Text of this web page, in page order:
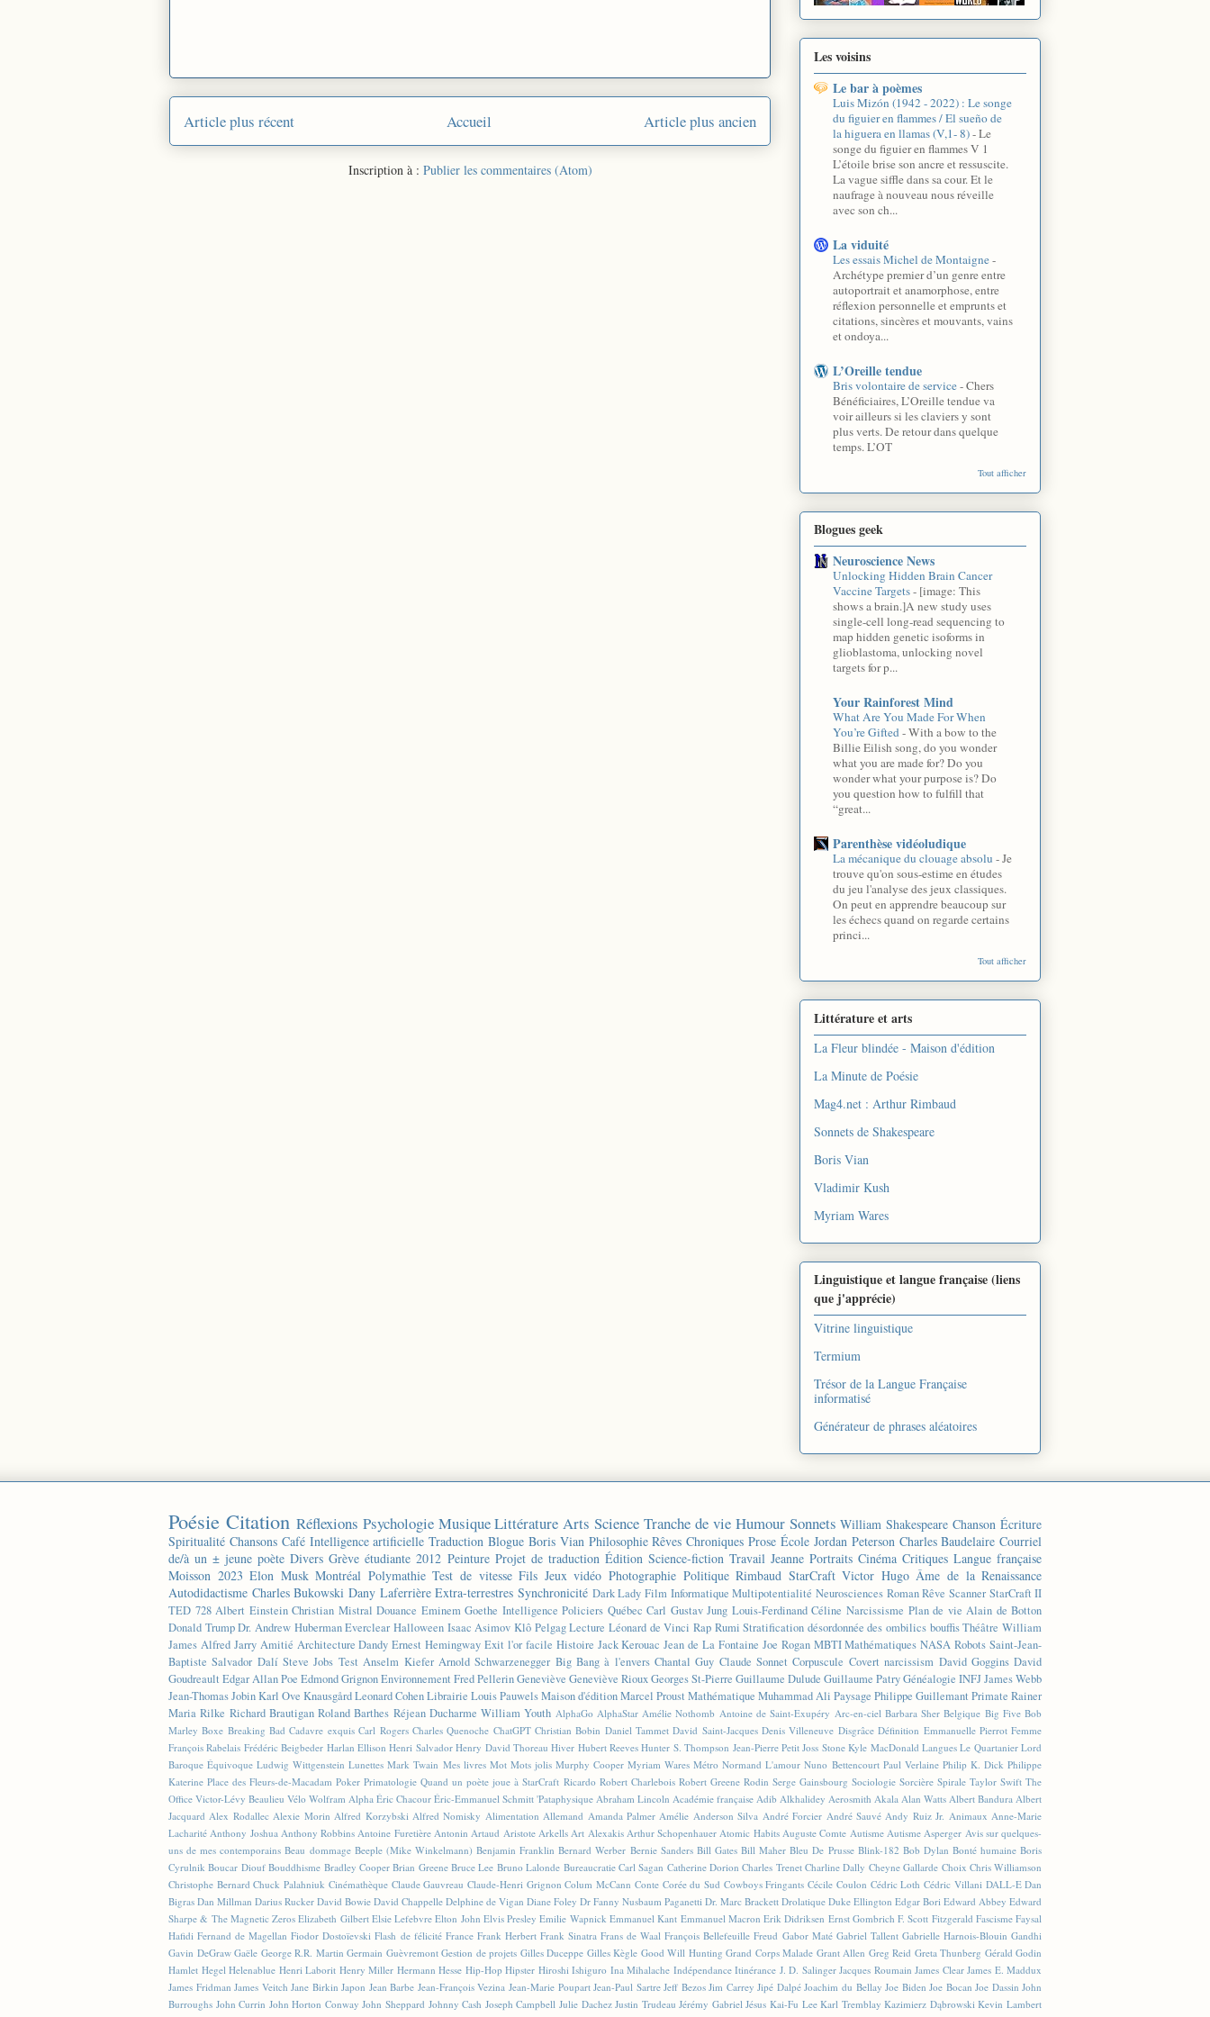
Article plus récent Article plus ancien
Accueil
Inscription à : Publier les commentaires (Atom)
Les voisins
Le bar à poèmes
Luis Mizón (1942 - 2022) : Le songe
du figuier en flammes / El sueño de
la higuera en llamas (V,1- 8)-Le
songe du figuier en flammes V 1
L’étoile brise son ancre et ressuscite.
La vague siffle dans sa cour. Et le
naufrage à nouveau nous réveille
avec son ch...
La viduité
Les essais Michel de Montaigne-
Archétype premier d’un genre entre
autoportrait et anamorphose, entre
réflexion personnelle et emprunts et
citations, sincères et mouvants, vains
et ondoya...
L’Oreille tendue
Bris volontaire de service-Chers
Bénéficiaires, L’Oreille tendue va
voir ailleurs si les claviers y sont
plus verts. De retour dans quelque
temps. L’OT
Tout afficher
Blogues geek
Neuroscience News
Unlocking Hidden Brain Cancer
Vaccine Targets- [image: This
shows a brain.]A new study uses
single-cell long-read sequencing to
map hidden genetic isoforms in
glioblastoma, unlocking novel
targets for p...
Your Rainforest Mind
What Are You Made For When
You’re Gifted-With a bow to the
Billie Eilish song, do you wonder
what you are made for? Do you
wonder what your purpose is? Do
you question how to fulfill that
“great...
Parenthèse vidéoludique
La mécanique du clouage absolu -Je
trouve qu'on sous-estime en études
du jeu l'analyse des jeux classiques.
On peut en apprendre beaucoup sur
les échecs quand on regarde certains
princi...
Tout afficher
Littérature et arts
La Fleur blindée - Maison d'édition
La Minute de Poésie
Mag4.net : Arthur Rimbaud
Sonnets de Shakespeare
Boris Vian
Vladimir Kush
Myriam Wares
Linguistique et langue française (liens
que j'apprécie)
Vitrine linguistique
Termium
Trésor de la Langue Française
informatisé
Générateur de phrases aléatoires
Poésie Citation Réflexions Psychologie Musique Littérature Arts Science Tranche de vie Humour Sonnets William Shakespeare Chanson Écriture
Spiritualité Chansons Café Intelligence artificielle Traduction Blogue Boris Vian Philosophie Rêves Chroniques Prose École Jordan Peterson Charles Baudelaire Courriel
de/à un ± jeune poète Divers Grève étudiante 2012 Peinture Projet de traduction Édition Science-fiction Travail Jeanne Portraits Cinéma Critiques Langue française
Moisson 2023 Elon Musk Montréal Polymathie Test de vitesse Fils Jeux vidéo Photographie Politique Rimbaud StarCraft Victor Hugo Âme de la Renaissance
Autodidactisme Charles Bukowski Dany Laferrière Extra-terrestres Synchronicité Dark Lady Film Informatique Multipotentialité Neurosciences Roman Rêve Scanner StarCraft II
TED 728 Albert Einstein Christian Mistral Douance Eminem Goethe Intelligence Policiers Québec Carl Gustav Jung Louis-Ferdinand Céline Narcissisme Plan de vie Alain de Botton
Donald Trump Dr. Andrew Huberman Everclear Halloween Isaac Asimov Klô Pelgag Lecture Léonard de Vinci Rap Rumi Stratification désordonnée des ombilics bouffis Théâtre William
James Alfred Jarry Amitié Architecture Dandy Ernest Hemingway Exit l'or facile Histoire Jack Kerouac Jean de La Fontaine Joe Rogan MBTI Mathématiques NASA Robots Saint-Jean-
Baptiste Salvador Dalí Steve Jobs Test Anselm Kiefer Arnold Schwarzenegger Big Bang à l'envers Chantal Guy Claude Sonnet Corpuscule Covert narcissism David Goggins David
Goudreault Edgar Allan Poe Edmond GrignonEnvironnement Fred PellerinGeneviève Geneviève RiouxGeorges St-Pierre Guillaume Dulude Guillaume PatryGénéalogie INFJJames Webb
Jean-Thomas JobinKarl Ove KnausgårdLeonard CohenLibrairie Louis PauwelsMaison d'éditionMarcel Proust Mathématique Muhammad Ali Paysage Philippe Guillemant Primate Rainer
Maria Rilke Richard Brautigan Roland Barthes Réjean Ducharme William Youth AlphaGo AlphaStar Amélie Nothomb Antoine de Saint-Exupéry Arc-en-ciel Barbara Sher Belgique Big Five Bob
Marley Boxe Breaking Bad Cadavre exquis Carl Rogers Charles Quenoche ChatGPT Christian Bobin Daniel Tammet David Saint-Jacques Denis Villeneuve Disgrâce Définition Emmanuelle Pierrot Femme
François Rabelais Frédéric Beigbeder Harlan Ellison Henri Salvador Henry David Thoreau Hiver Hubert Reeves Hunter S. Thompson Jean-Pierre Petit Joss Stone Kyle MacDonald Langues Le Quartanier Lord
Baroque Équivoque Ludwig Wittgenstein Lunettes Mark Twain Mes livres Mot Mots jolis Murphy Cooper Myriam Wares Métro Normand L'amour Nuno Bettencourt Paul Verlaine Philip K. Dick Philippe
Katerine Place des Fleurs-de-Macadam Poker Primatologie Quand un poète joue à StarCraft Ricardo Robert Charlebois Robert Greene Rodin Serge Gainsbourg Sociologie Sorcière Spirale Taylor Swift The
Office Victor-Lévy Beaulieu Vélo Wolfram Alpha Éric Chacour Éric-Emmanuel Schmitt 'Pataphysique Abraham Lincoln Académie française Adib Alkhalidey Aerosmith Akala Alan Watts Albert Bandura Albert
Jacquard Alex Rodallec Alexie Morin Alfred Korzybski Alfred Nomisky Alimentation Allemand Amanda Palmer Amélie Anderson Silva André Forcier André Sauvé Andy Ruiz Jr. Animaux Anne-Marie
Lacharité Anthony Joshua Anthony Robbins Antoine Furetière Antonin Artaud Aristote Arkells Art Alexakis Arthur Schopenhauer Atomic Habits Auguste Comte Autisme Autisme Asperger Avis sur quelques-
uns de mes contemporains Beau dommage Beeple (Mike Winkelmann) Benjamin Franklin Bernard Werber Bernie Sanders Bill Gates Bill Maher Bleu De Prusse Blink-182 Bob Dylan Bonté humaine Boris
Cyrulnik Boucar Diouf Bouddhisme Bradley Cooper Brian Greene Bruce Lee Bruno Lalonde Bureaucratie Carl Sagan Catherine Dorion Charles Trenet Charline Dally Cheyne Gallarde Choix Chris Williamson
Christophe Bernard Chuck Palahniuk Cinémathèque Claude Gauvreau Claude-Henri Grignon Colum McCann Conte Corée du Sud Cowboys Fringants Cécile Coulon Cédric Loth Cédric Villani DALL-E Dan
Bigras Dan Millman Darius Rucker David Bowie David Chappelle Delphine de Vigan Diane Foley Dr Fanny Nusbaum Paganetti Dr. Marc Brackett Drolatique Duke Ellington Edgar Bori Edward Abbey Edward
Sharpe & The Magnetic Zeros Elizabeth Gilbert Elsie Lefebvre Elton John Elvis Presley Emilie Wapnick Emmanuel Kant Emmanuel Macron Erik Didriksen Ernst Gombrich F. Scott Fitzgerald Fascisme Faysal
Hafidi Fernand de Magellan Fiodor Dostoïevski Flash de félicité France Frank Herbert Frank Sinatra Frans de Waal François Bellefeuille Freud Gabor Maté Gabriel Tallent Gabrielle Harnois-Blouin Gandhi
Gavin DeGraw Gaële George R.R. Martin Germain Guèvremont Gestion de projets Gilles Duceppe Gilles Kègle Good Will Hunting Grand Corps Malade Grant Allen Greg Reid Greta Thunberg Gérald Godin
Hamlet Hegel Helenablue Henri Laborit Henry Miller Hermann Hesse Hip-Hop Hipster Hiroshi Ishiguro Ina Mihalache Indépendance Itinérance J. D. Salinger Jacques Roumain James Clear James E. Maddux
James Fridman James Veitch Jane Birkin Japon Jean Barbe Jean-François Vezina Jean-Marie Poupart Jean-Paul Sartre Jeff Bezos Jim Carrey Jipé Dalpé Joachim du Bellay Joe Biden Joe Bocan Joe Dassin John
Burroughs John Currin John Horton Conway John Sheppard Johnny Cash Joseph Campbell Julie Dachez Justin Trudeau Jérémy Gabriel Jésus Kai-Fu Lee Karl Tremblay Kazimierz Dąbrowski Kevin Lambert